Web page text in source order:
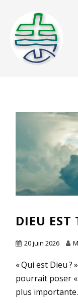
DIEU
20 juin 2026
« Qui est Dieu
pourrait poser
plus importante.